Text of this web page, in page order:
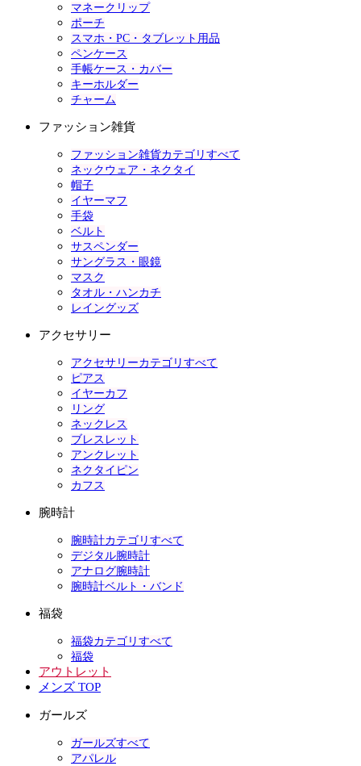
マネークリップ
ポーチ
スマホ・PC・タブレット用品
ペンケース
手帳ケース・カバー
キーホルダー
チャーム
ファッション雑貨
ファッション雑貨カテゴリすべて
ネックウェア・ネクタイ
帽子
イヤーマフ
手袋
ベルト
サスペンダー
サングラス・眼鏡
マスク
タオル・ハンカチ
レイングッズ
アクセサリー
アクセサリーカテゴリすべて
ピアス
イヤーカフ
リング
ネックレス
ブレスレット
アンクレット
ネクタイピン
カフス
腕時計
腕時計カテゴリすべて
デジタル腕時計
アナログ腕時計
腕時計ベルト・バンド
福袋
福袋カテゴリすべて
福袋
アウトレット
メンズ TOP
ガールズ
ガールズすべて
アパレル